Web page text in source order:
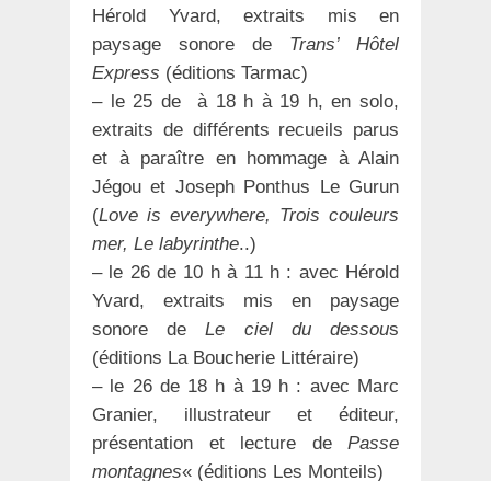
Hérold Yvard, extraits mis en
paysage sonore de Trans’ Hôtel
Express (éditions Tarmac)
– le 25 de à 18 h à 19 h, en solo,
extraits de différents recueils parus
et à paraître en hommage à Alain
Jégou et Joseph Ponthus Le Gurun
(Love is everywhere, Trois couleurs
mer, Le labyrinthe..)
– le 26 de 10 h à 11 h : avec Hérold
Yvard, extraits mis en paysage
sonore deLe ciel du dessous
(éditions La Boucherie Littéraire)
– le 26 de 18 h à 19 h : avec Marc
Granier, illustrateur et éditeur,
présentation et lecture de Passe
montagnes« (éditions Les Monteils)